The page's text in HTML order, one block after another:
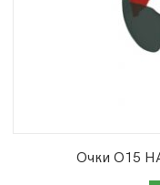
Очки О15